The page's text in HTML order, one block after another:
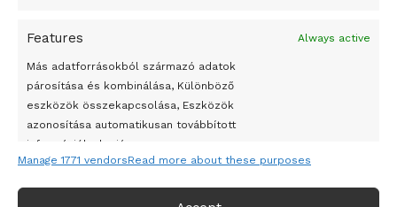
Features Always active
Más adatforrásokból származó adatok
párosítása és kombinálása, Különböző
eszközök összekapcsolása, Eszközök
azonosítása automatikusan továbbított
információk alapján.
Pontos földrajzi helymeghatározási adatok
Manage 1771 vendorsRead more about these purposes
világkupa